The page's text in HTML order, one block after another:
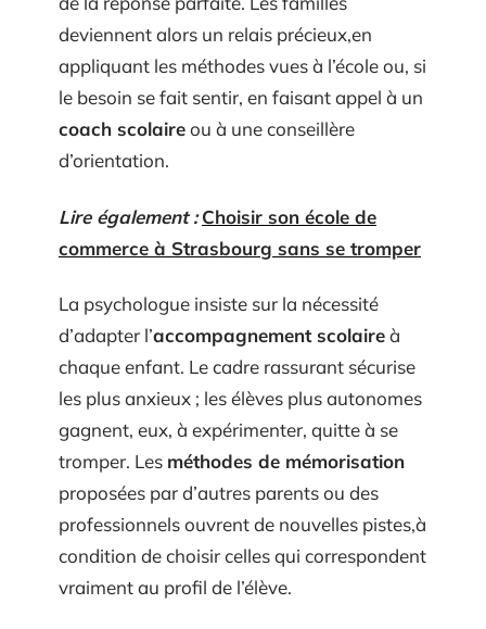
deviennent alors un relais précieux,en
appliquant les méthodes vues à l’école ou, si
le besoin se fait sentir, en faisant appel à un
coach scolaireou à une conseillère
d’orientation.
Lire également : Choisir son école de
commerce à Strasbourg sans se tromper
La psychologue insiste sur la nécessité
d’adapter l’accompagnement scolaireà
chaque enfant. Le cadre rassurant sécurise
les plus anxieux ; les élèves plus autonomes
gagnent, eux, à expérimenter, quitte à se
tromper. Les méthodes de mémorisation
proposées par d’autres parents ou des
professionnels ouvrent de nouvelles pistes,à
condition de choisir celles qui correspondent
vraiment au profil de l’élève.